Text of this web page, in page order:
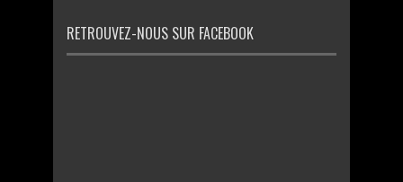
RETROUVEZ-NOUS SUR FACEBOOK